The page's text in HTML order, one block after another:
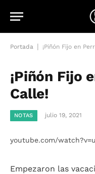
Portada ¡Piñón Fijo en
¡Piñón Fijo
Calle!
NOTAS julio 19, 2021
youtube.com/
Empezaron las